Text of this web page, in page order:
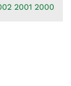
2001 2000